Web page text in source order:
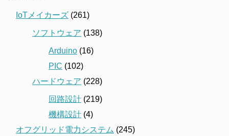
IoTメイカーズ (261)
ソフトウェア (138)
Arduino (16)
PIC (102)
ハードウェア (228)
回路設計 (219)
機構設計 (4)
オフグリッド電力システム (245)